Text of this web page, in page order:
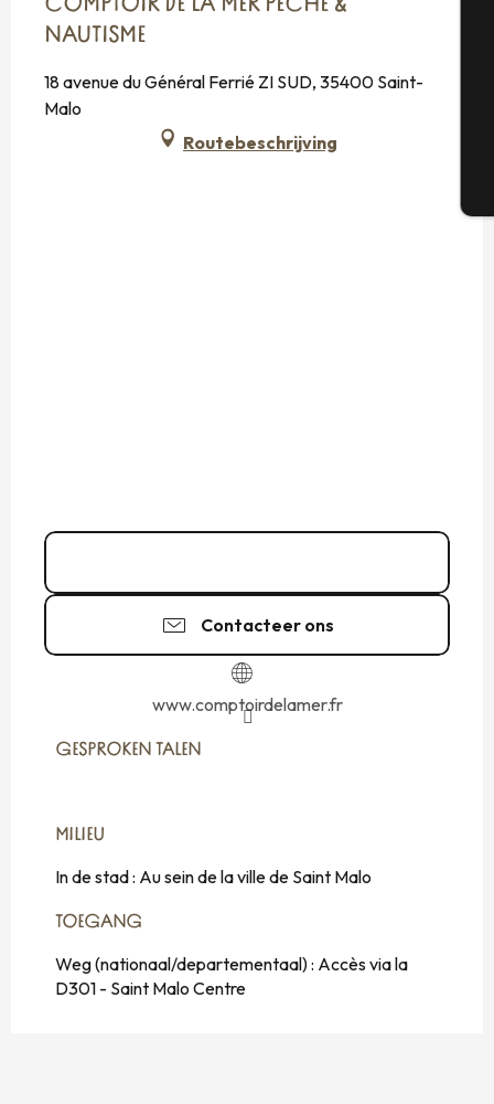
COMPTOIR DE LA MER PÊCHE &
NAUTISME
18 avenue du Général Ferrié ZI SUD, 35400 Saint-
Malo
Routebeschrijving
Contacteer ons
www.comptoirdelamer.fr
GESPROKEN TALEN
GESPROKEN TALEN
MILIEU
MILIEU
In de stad : Au sein de la ville de Saint Malo
TOEGANG
TOEGANG
Weg (nationaal/departementaal) : Accès via la
D301 - Saint Malo Centre